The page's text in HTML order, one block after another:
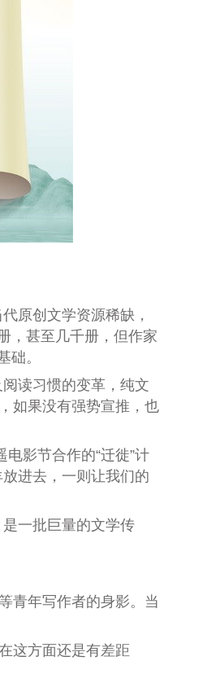
原创文学资源稀缺，
，甚至几千册，但作家
础。
读习惯的变革，纯文
如果没有强势宣推，也
影节合作的“迁徙”计
进去，一则让我们的
一批巨量的文学传
青年写作者的身影。当
这方面还是有差距